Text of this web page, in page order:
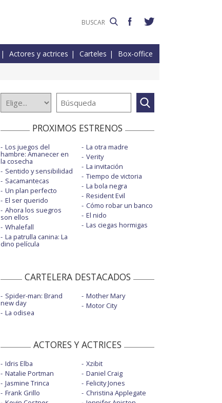
Actores y actrices Carteles Box-office
PROXIMOS ESTRENOS
Los juegos del
hambre: Amanecer en
la cosecha
Sentido y sensibilidad
Sacamantecas
Un plan perfecto
El ser querido
Ahora los suegros
son ellos
Whalefall
La patrulla canina: La
dino película
La otra madre
Verity
La invitación
Tiempo de victoria
La bola negra
Resident Evil
Cómo robar un banco
El nido
Las ciegas hormigas
CARTELERA DESTACADOS
Spider-man: Brand
new day
La odisea
Mother Mary
Motor City
ACTORES Y ACTRICES
Idris Elba
Natalie Portman
Jasmine Trinca
Frank Grillo
Xzibit
Daniel Craig
Felicity Jones
Christina Applegate